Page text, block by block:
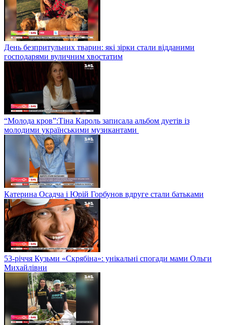
День безпритульних тварин: які зірки стали відданими
господарями вуличним хвостатим
“Молода кров”:Тіна Кароль записала альбом дуетів із
молодими українськими музикантами
Катерина Осадча і Юрій Горбунов вдруге стали батьками
53-річчя Кузьми «Скрябіна»: унікальні спогади мами Ольги
Михайлівни